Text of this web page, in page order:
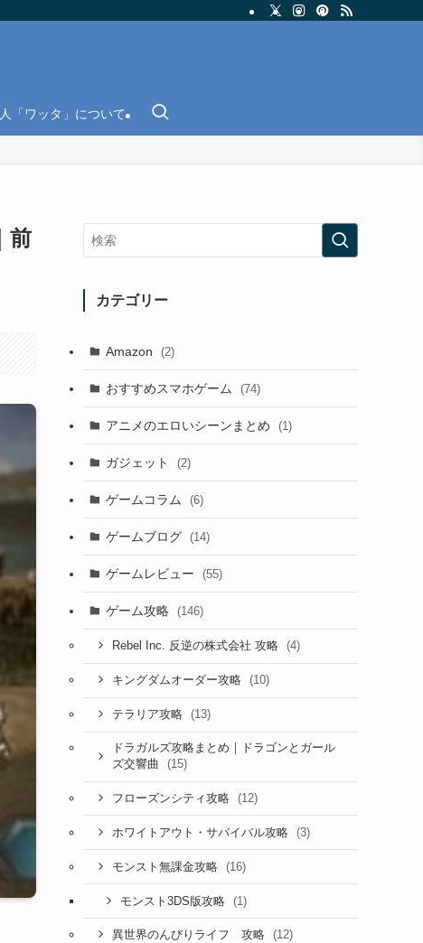
「ワッタ」について
前
カテゴリー
Amazon (2)
おすすめスマホゲーム (74)
アニメのエロいシーンまとめ (1)
ガジェット (2)
ゲームコラム (6)
ゲームブログ (14)
ゲームレビュー (55)
ゲーム攻略 (146)
Rebel Inc. 反逆の株式会社 攻略 (4)
キングダムオーダー攻略 (10)
テラリア攻略 (13)
ドラガルズ攻略まとめ｜ドラゴンとガール
ズ交響曲
(15)
フローズンシティ攻略 (12)
ホワイトアウト・サバイバル攻略 (3)
モンスト無課金攻略 (16)
モンスト3DS版攻略 (1)
異世界のんびりライフ 攻略 (12)